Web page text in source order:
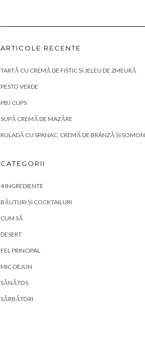
ARTICOLE RECENTE
TARTĂ CU CREMĂ DE FISTIC ȘI JELEU DE ZMEURĂ
PESTO VERDE
PBJ CUPS
SUPĂ CREMĂ DE MAZĂRE
RULADĂ CU SPANAC, CREMĂ DE BRÂNZĂ ȘI SOMON
CATEGORII
4 INGREDIENTE
BĂUTURI ȘI COCKTAILURI
CUM SĂ
DESERT
FEL PRINCIPAL
MIC-DEJUN
SĂNĂTOS
SĂRBĂTORI